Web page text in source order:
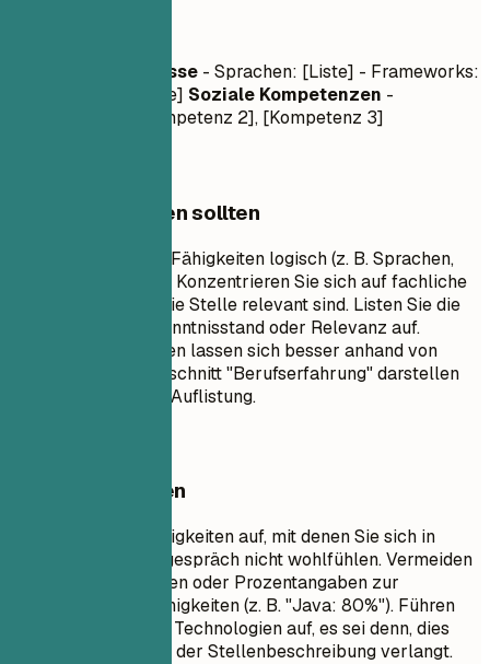
Fachliche Kenntnisse - Sprachen: [Liste] - Frameworks:
[Liste] - Tools: [Liste] Soziale Kompetenzen -
[Kompetenz 1], [Kompetenz 2], [Kompetenz 3]
Worauf Sie achten sollten
Gruppieren Sie Ihre Fähigkeiten logisch (z. B. Sprachen,
Frameworks, Tools). Konzentrieren Sie sich auf fachliche
Kenntnisse, die für die Stelle relevant sind. Listen Sie die
Fähigkeiten nach Kenntnisstand oder Relevanz auf.
Soziale Kompetenzen lassen sich besser anhand von
Stichpunkten im Abschnitt "Berufserfahrung" darstellen
als durch eine reine Auflistung.
Besser vermeiden
Listen Sie keine Fähigkeiten auf, mit denen Sie sich in
einem Vorstellungsgespräch nicht wohlfühlen. Vermeiden
Sie Fortschrittsbalken oder Prozentangaben zur
Bewertung Ihrer Fähigkeiten (z. B. "Java: 80%"). Führen
Sie keine veralteten Technologien auf, es sei denn, dies
wird ausdrücklich in der Stellenbeschreibung verlangt.